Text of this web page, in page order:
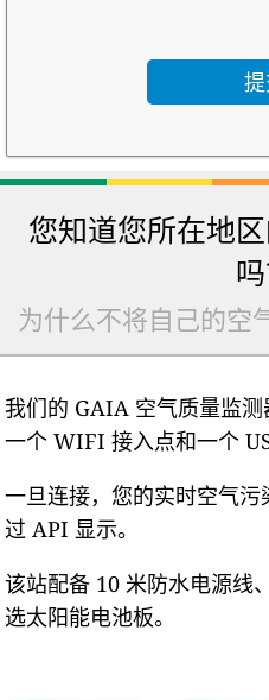
您知道您所在地
吗
为什么不将自己的空
我们的 GAIA 空气质量监
一个 WIFI 接入点和一个
一旦连接，您的实时空气
过 API 显示。
该站配备 10 米防水电源线
选太阳能电池板。